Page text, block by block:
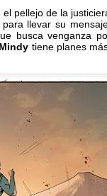
pellejo de la
llevar su
busca venganza
Mindy tiene planes